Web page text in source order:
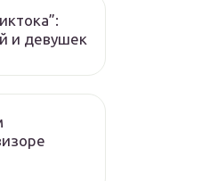
и девушек